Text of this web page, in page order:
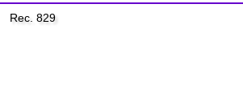
Rec. 829